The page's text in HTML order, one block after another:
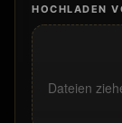
HOCHLADEN
Dateien